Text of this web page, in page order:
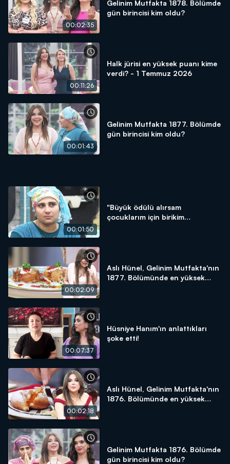
00:02:35
Gelinim Mutfakta 1878. Bölümde
gün birincisi kim oldu?
00:11:26
Halk jürisi en yüksek puanı kime
verdi? - 1 Temmuz 2026
00:01:43
Gelinim Mutfakta 1877. Bölümde
gün birincisi kim oldu?
00:01:50
"Büyük ödülü alırsam
çocuklarım için birikim
00:02:09
Aslı Hünel, Gelinim Mutfakta'nın
1877. Bölümünde en yüksek
00:07:37
Hüsniye Hanım'ın anlattıkları
şoke etti!
00:02:18
Aslı Hünel, Gelinim Mutfakta'nın
1876. Bölümünde en yüksek
Gelinim Mutfakta 1876. Bölümde
gün birincisi kim oldu?